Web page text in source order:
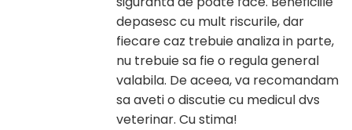
depasesc cu mult riscurile, dar
fiecare caz trebuie analiza in parte,
nu trebuie sa fie o regula general
valabila. De aceea, va recomandam
sa aveti o discutie cu medicul dvs
veterinar. Cu stima!